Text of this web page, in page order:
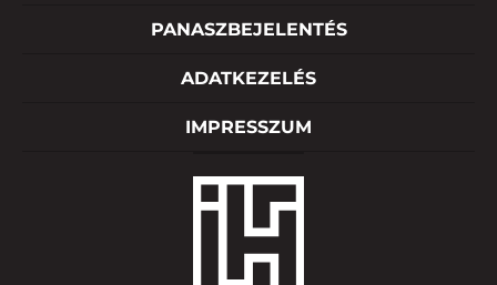
PANASZBEJELENTÉS
ADATKEZELÉS
IMPRESSZUM